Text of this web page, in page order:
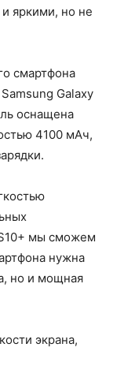
яркими, но не
смартфона
Galaxy
оснащена
4100 мАч,
мы сможем
нужна
но и мощная
экрана,